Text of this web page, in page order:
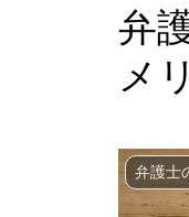
弁
メ
弁護士